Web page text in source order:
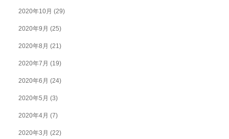
2020年10月 (29)
2020年9月 (25)
2020年8月 (21)
2020年7月 (19)
2020年6月 (24)
2020年5月 (3)
2020年4月 (7)
2020年3月 (22)